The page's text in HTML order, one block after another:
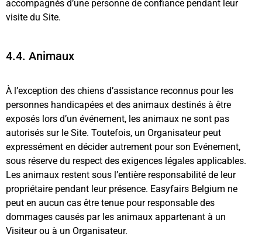
accompagnés d’une personne de confiance pendant leur
visite du Site.
4.4. Animaux
À l’exception des chiens d’assistance reconnus pour les
personnes handicapées et des animaux destinés à être
exposés lors d’un événement, les animaux ne sont pas
autorisés sur le Site. Toutefois, un Organisateur peut
expressément en décider autrement pour son Evénement,
sous réserve du respect des exigences légales applicables.
Les animaux restent sous l’entière responsabilité de leur
propriétaire pendant leur présence. Easyfairs Belgium ne
peut en aucun cas être tenue pour responsable des
dommages causés par les animaux appartenant à un
Visiteur ou à un Organisateur.